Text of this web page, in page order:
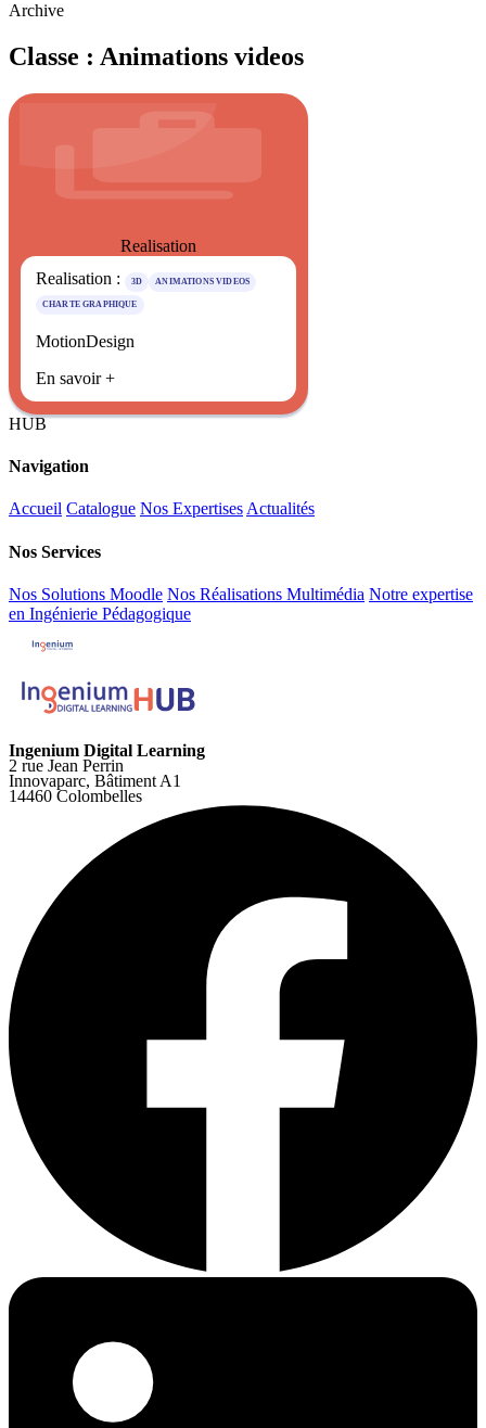
Archive
Classe : Animations videos
Realisation
Realisation :
3D ANIMATIONS VIDEOS
CHARTE GRAPHIQUE
MotionDesign
En savoir +
HUB
Navigation
Accueil Catalogue Nos Expertises Actualités
Nos Services
Nos Solutions Moodle Nos Réalisations Multimédia Notre expertise
en Ingénierie Pédagogique
Ingenium Digital Learning
2 rue Jean Perrin
Innovaparc, Bâtiment A1
14460 Colombelles